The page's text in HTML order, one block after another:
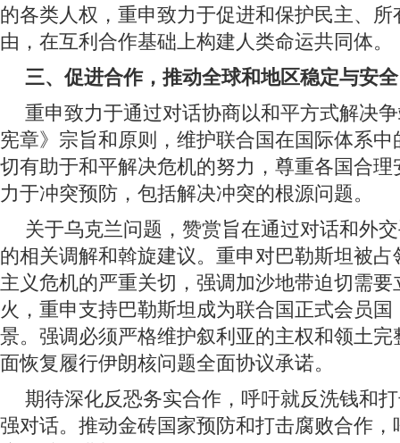
的各类人权，重申致力于促进和保护民主、
由，在互利合作基础上构建人类命运共同体。
三、促进合作，推动全球和地区稳定与安全
重申致力于通过对话协商以和平方式解决
宪章》宗旨和原则，维护联合国在国际体系
切有助于和平解决危机的努力，尊重各国合
力于冲突预防，包括解决冲突的根源问题。
关于乌克兰问题，赞赏旨在通过对话和外
的相关调解和斡旋建议。重申对巴勒斯坦被
主义危机的严重关切，强调加沙地带迫切需
火，重申支持巴勒斯坦成为联合国正式会员国
景。强调必须严格维护叙利亚的主权和领土
面恢复履行伊朗核问题全面协议承诺。
期待深化反恐务实合作，呼吁就反洗钱和
强对话。推动金砖国家预防和打击腐败合作